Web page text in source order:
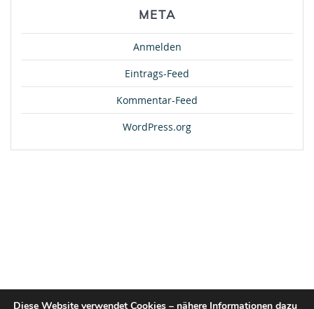
META
Anmelden
Eintrags-Feed
Kommentar-Feed
WordPress.org
Diese Website verwendet Cookies – nähere Informationen dazu